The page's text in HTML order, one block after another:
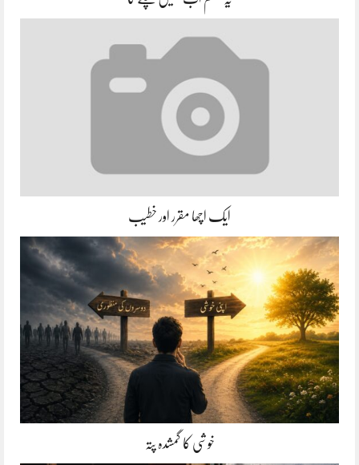
ایک اچھا مقرر اور خطیب
خوشی کا گمشدہ پتہ